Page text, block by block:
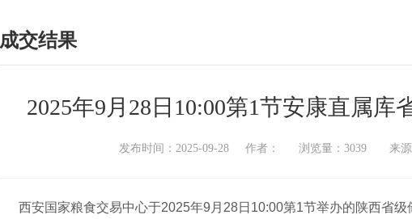
成交结果
2025年9月28日10:00第1节安康直属
发布时间：2025-09-28 作者： 浏览量：3039 来
西安国家粮食交易中心于2025年9月28日10:00第1节举办的陕西省级